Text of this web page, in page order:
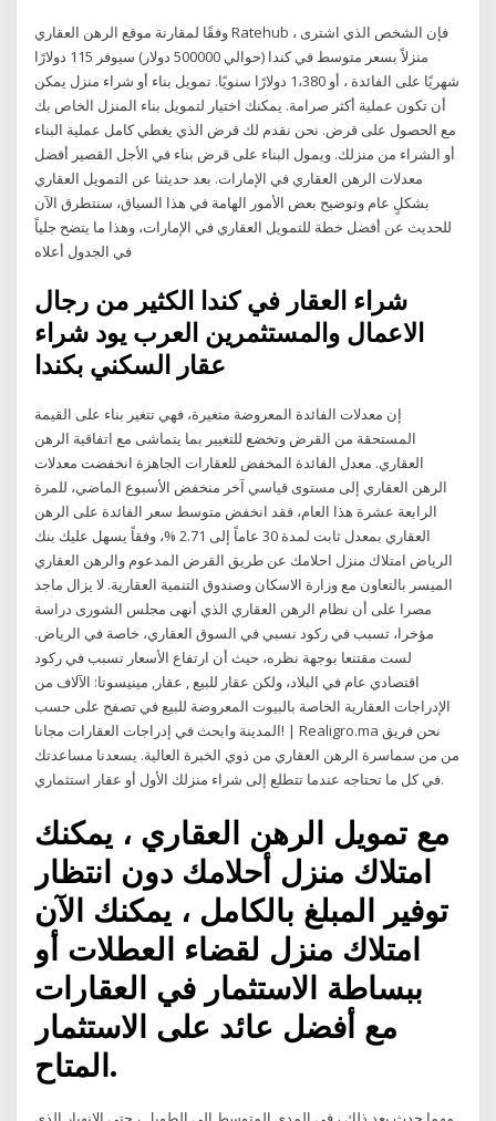
وفقًا لمقارنة موقع الرهن العقاري Ratehub ، فإن الشخص الذي اشترى
منزلاً بسعر متوسط في كندا (حوالي 500000 دولار) سيوفر 115 دولارًا
شهريًا على الفائدة ، أو 1،380 دولارًا سنويًا. تمويل بناء أو شراء منزل يمكن
أن تكون عملية أكثر صرامة. يمكنك اختيار لتمويل بناء المنزل الخاص بك
مع الحصول على قرض. نحن نقدم لك قرض الذي يغطي كامل عملية البناء
أو الشراء من منزلك. ويمول البناء على قرض بناء في الأجل القصير أفضل
معدلات الرهن العقاري في الإمارات. بعد حديثنا عن التمويل العقاري
بشكلٍ عام وتوضيح بعض الأمور الهامة في هذا السياق، سنتطرق الآن
للحديث عن أفضل خطة للتمويل العقاري في الإمارات، وهذا ما يتضح جلياً
في الجدول أعلاه
شراء العقار في كندا الكثير من رجال
الاعمال والمستثمرين العرب يود شراء
عقار السكني بكندا
إن معدلات الفائدة المعروضة متغيرة، فهي تتغير بناء على القيمة
المستحقة من القرض وتخضع للتغيير بما يتماشى مع اتفاقية الرهن
العقاري. معدل الفائدة المخفض للعقارات الجاهزة انخفضت معدلات
الرهن العقاري إلى مستوى قياسي آخر منخفض الأسبوع الماضي، للمرة
الرابعة عشرة هذا العام، فقد انخفض متوسط سعر الفائدة على الرهن
العقاري بمعدل ثابت لمدة 30 عاماً إلى 2.71 %، وفقاً يسهل عليك بنك
الرياض امتلاك منزل احلامك عن طريق القرض المدعوم والرهن العقاري
الميسر بالتعاون مع وزارة الاسكان وصندوق التنمية العقارية. لا يزال ماجد
مصرا على أن نظام الرهن العقاري الذي أنهى مجلس الشورى دراسة
مؤخرا، تسبب في ركود نسبي في السوق العقاري، خاصة في الرياض.
لست مقتنعا بوجهة نظره، حيث أن ارتفاع الأسعار تسبب في ركود
اقتصادي عام في البلاد، ولكن عقار للبيع , عقار, مينيسوتا: الآلاف من
الإدراجات العقارية الخاصة بالبيوت المعروضة للبيع في تصفح على حسب
المدينة وابحث في إدراجات العقارات مجانا! | Realigro.ma نحن فريق
من من سماسرة الرهن العقاري من ذوي الخبرة العالية. يسعدنا مساعدتك
في كل ما تحتاجه عندما تتطلع إلى شراء منزلك الأول أو عقار استثماري.
مع تمويل الرهن العقاري ، يمكنك
امتلاك منزل أحلامك دون انتظار
توفير المبلغ بالكامل ، يمكنك الآن
امتلاك منزل لقضاء العطلات أو
ببساطة الاستثمار في العقارات
مع أفضل عائد على الاستثمار
المتاح.